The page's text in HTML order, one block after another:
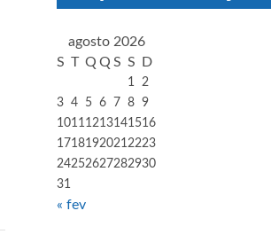
agosto 2026
S T Q Q S S D
1
2
3 4 5 6 7 8 9
10111213141516
17181920212223
24252627282930
31
« fev